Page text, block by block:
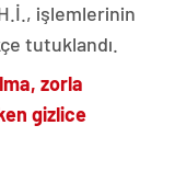
işlemlerinin
tutuklandı.
zorla
gizlice